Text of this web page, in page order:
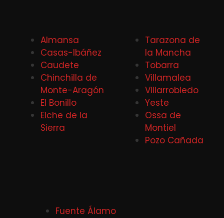
Almansa
Casas-Ibáñez
Caudete
Chinchilla de
Monte-Aragón
El Bonillo
Elche de la
Sierra
Tarazona de
la Mancha
Tobarra
Villamalea
Villarrobledo
Yeste
Ossa de
Montiel
Pozo Cañada
Fuente Álamo